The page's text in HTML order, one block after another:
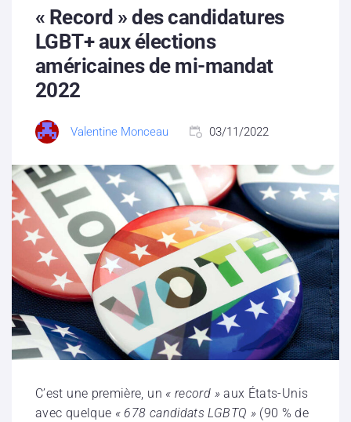
Partenaires
Contacts
Hébergement solidaire
« Record » des candidatures
LGBT+ aux élections
américaines de mi-mandat
2022
Valentine Monceau 03/11/2022
C’est une première, un « record »aux États-Unis
avec quelque « 678 candidats LGBTQ »(90 % de